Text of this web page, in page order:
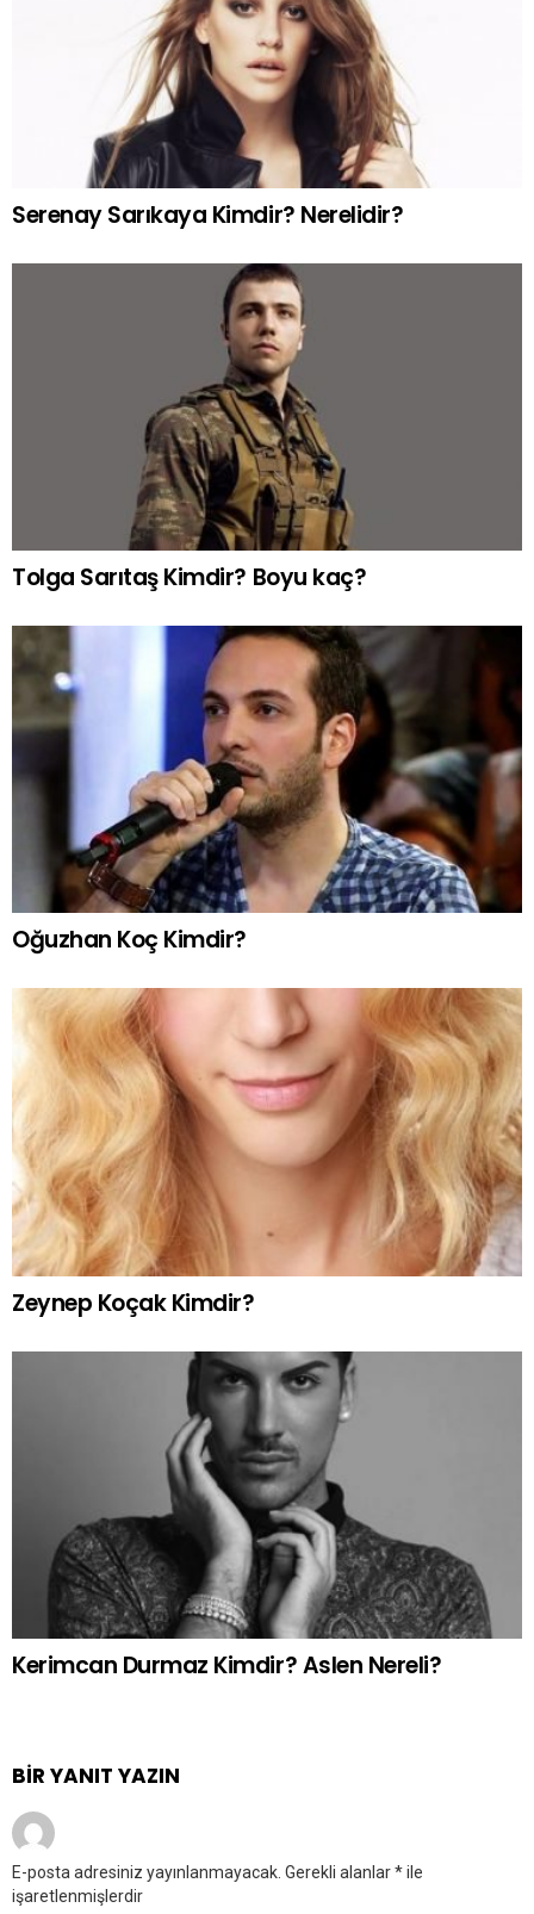
Serenay Sarıkaya Kimdir? Nerelidir?
Tolga Sarıtaş Kimdir? Boyu kaç?
Oğuzhan Koç Kimdir?
Zeynep Koçak Kimdir?
Kerimcan Durmaz Kimdir? Aslen Nereli?
BIR YANIT YAZIN
E-posta adresiniz yayınlanmayacak. Gerekli alanlar*ile
işaretlenmişlerdir